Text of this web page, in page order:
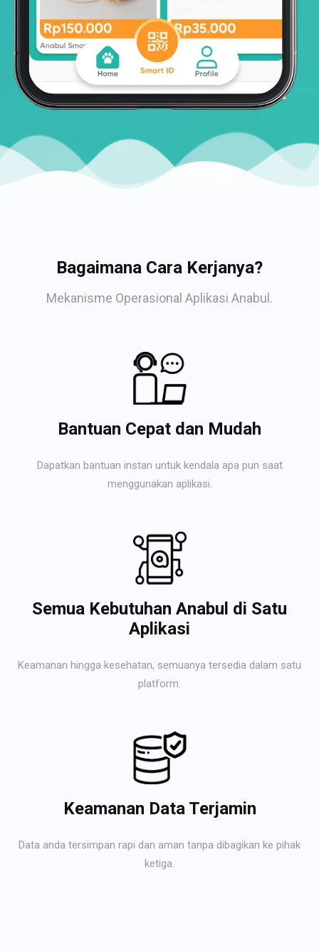
Bagaimana Cara Kerjanya?
Mekanisme Operasional Aplikasi Anabul.
Bantuan Cepat dan Mudah
Dapatkan bantuan instan untuk kendala apa pun saat
menggunakan aplikasi.
Semua Kebutuhan Anabul di Satu
Aplikasi
Keamanan hingga kesehatan, semuanya tersedia dalam satu
platform.
Keamanan Data Terjamin
Data anda tersimpan rapi dan aman tanpa dibagikan ke pihak
ketiga.